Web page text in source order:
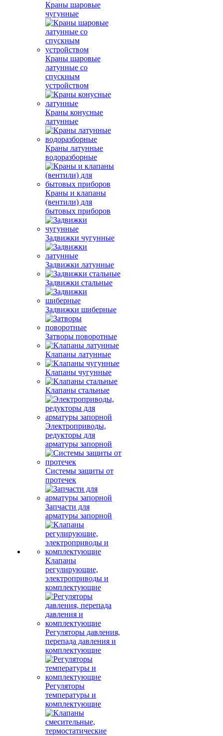
Краны шаровые
чугунные
Краны шаровые
латунные со
спускным
устройством
Краны конусные
латунные
Краны латунные
водоразборные
Краны и клапаны
(вентили) для
бытовых приборов
Задвижки чугунные
Задвижки латунные
Задвижки стальные
Задвижки шиберные
Затворы поворотные
Клапаны латунные
Клапаны чугунные
Клапаны стальные
Электроприводы,
редукторы для
арматуры запорной
Системы защиты от
протечек
Запчасти для
арматуры запорной
Клапаны
регулирующие,
электроприводы и
комплектующие
Регуляторы давления,
перепада давления и
комплектующие
Регуляторы
температуры и
комплектующие